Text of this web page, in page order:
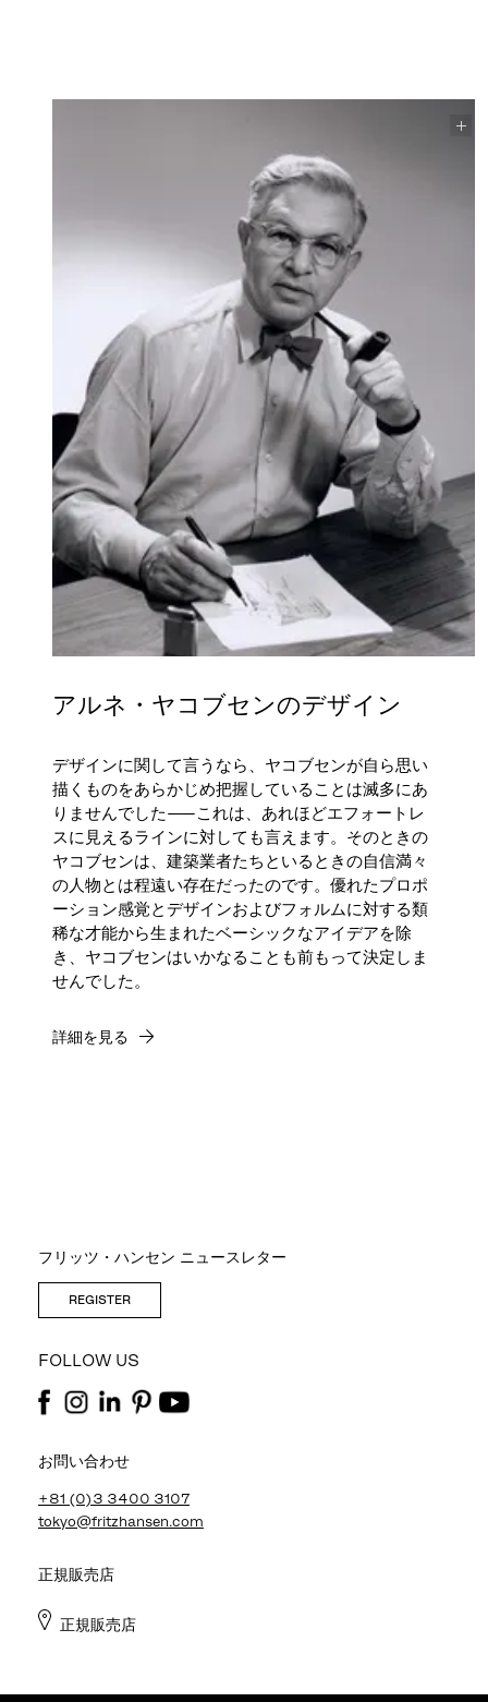
アルネ・ヤコブセンのデザイン
デザインに関して言うなら、ヤコブセンが自ら思い
描くものをあらかじめ把握していることは滅多にあ
りませんでした——これは、あれほどエフォートレ
スに見えるラインに対しても言えます。そのときの
ヤコブセンは、建築業者たちといるときの自信満々
の人物とは程遠い存在だったのです。優れたプロポ
ーション感覚とデザインおよびフォルムに対する類
稀な才能から生まれたベーシックなアイデアを除
き、ヤコブセンはいかなることも前もって決定しま
せんでした。
詳細を見る
フリッツ・ハンセン ニュースレター
REGISTER
FOLLOW US
お問い合わせ
+81 (0)3 3400 3107
tokyo@fritzhansen.com
正規販売店
正規販売店